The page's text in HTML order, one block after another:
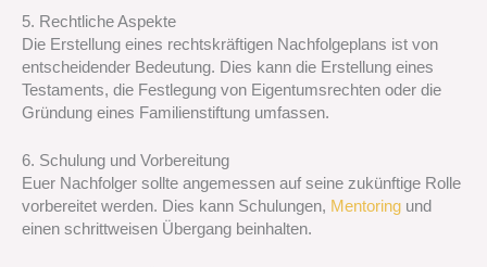
5. Rechtliche Aspekte
Die Erstellung eines rechtskräftigen Nachfolgeplans ist von
entscheidender Bedeutung. Dies kann die Erstellung eines
Testaments, die Festlegung von Eigentumsrechten oder die
Gründung eines Familienstiftung umfassen.
6. Schulung und Vorbereitung
Euer Nachfolger sollte angemessen auf seine zukünftige Rolle
vorbereitet werden. Dies kann Schulungen, Mentoring und
einen schrittweisen Übergang beinhalten.